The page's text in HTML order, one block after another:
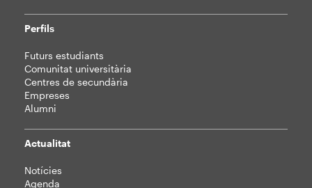
Perfils
Futurs estudiants
Comunitat universitària
Centres de secundària
Empreses
Alumni
Actualitat
Notícies
Agenda